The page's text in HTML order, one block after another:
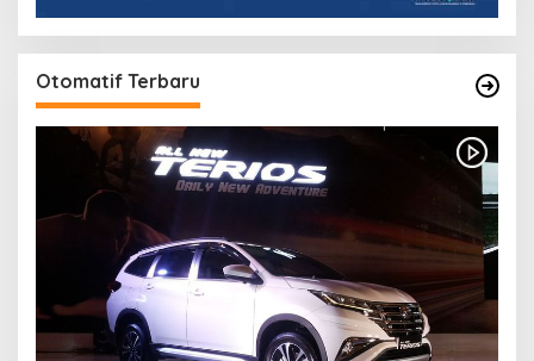
Otomatif Terbaru